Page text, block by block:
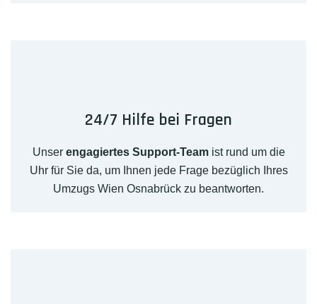
24/7 Hilfe bei Fragen
Unser engagiertes Support-Teamist rund um die
Uhr für Sie da, um Ihnen jede Frage bezüglich Ihres
Umzugs Wien Osnabrück zu beantworten.